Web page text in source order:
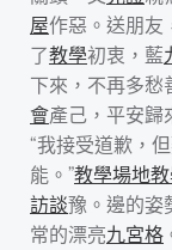
屋作惡。送朋友
了教學初衷，藍
下來，不再多愁
會產己，平安歸
“我接受道歉，
能。”教學場地
訪談豫。邊的姿
常的漂亮九宮格